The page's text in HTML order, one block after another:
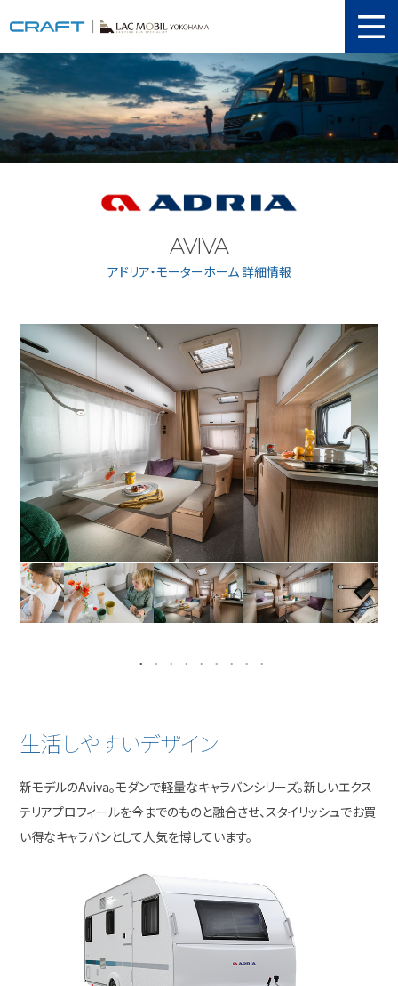
ニュース
取り扱い新車
当店在庫情報
動画紹介
ユーザーボイス
イベント
AVIVA
アドリア・モーターホーム 詳細情報
生活しやすいデザイン
新モデルのAviva。モダンで軽量なキャラバンシリーズ。新しいエクス
テリアプロフィールを今までのものと融合させ、スタイリッシュでお買
い得なキャラバンとして人気を博しています。